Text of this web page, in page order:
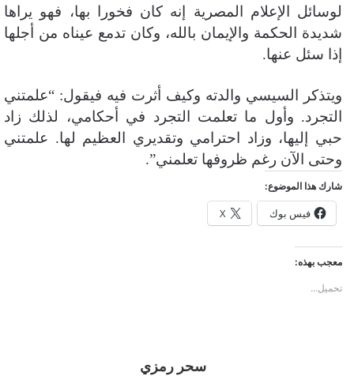
لوسائل الإعلام المصرية إنه كان فخورا بها، فهو يراها
شديدة الحكمة والإيمان بالله، وكان تدمع عيناه من أجلها
إذا سئل عنها.
ويتذكر السيسي والدته وكيف أثرت فيه فيقول: “علمتني
التجرد. وأول ما تعلمت التجرد في أحكامي، لذلك زاد
حبي إليها، وزاد احترامي وتقديري العظيم لها. علمتني
وحتى الآن رغم ظروفها تعلمني”.
شارك هذا الموضوع:
فيس بوك X
معجب بهذه:
تحميل...
سحر رمزي